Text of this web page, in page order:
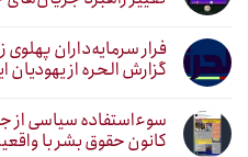
فرار سرمایه‌داران
گزارش الحره از
سوءاستفاده سیاسی از
کانون حقوق بشر با